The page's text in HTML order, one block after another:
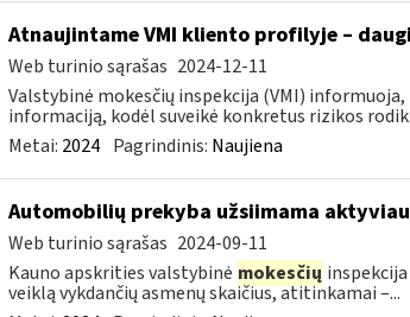
Atnaujintame VMI kliento profilyje –
Web turinio sąrašas 2024-12-11
Valstybinė mokesčių inspekcija (VMI)
informaciją, kodėl suveikė konkretus rizikos
Metai: 2024 Pagrindinis: Naujiena
Automobilių prekyba užsiimama
Web turinio sąrašas 2024-09-11
Kauno apskrities valstybinė mokesčių
veiklą vykdančių asmenų skaičius, atitinkamai –...